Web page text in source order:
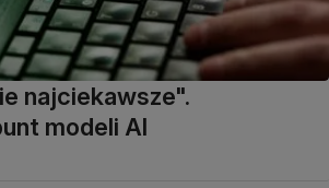
najciekawsze".
modeli AI